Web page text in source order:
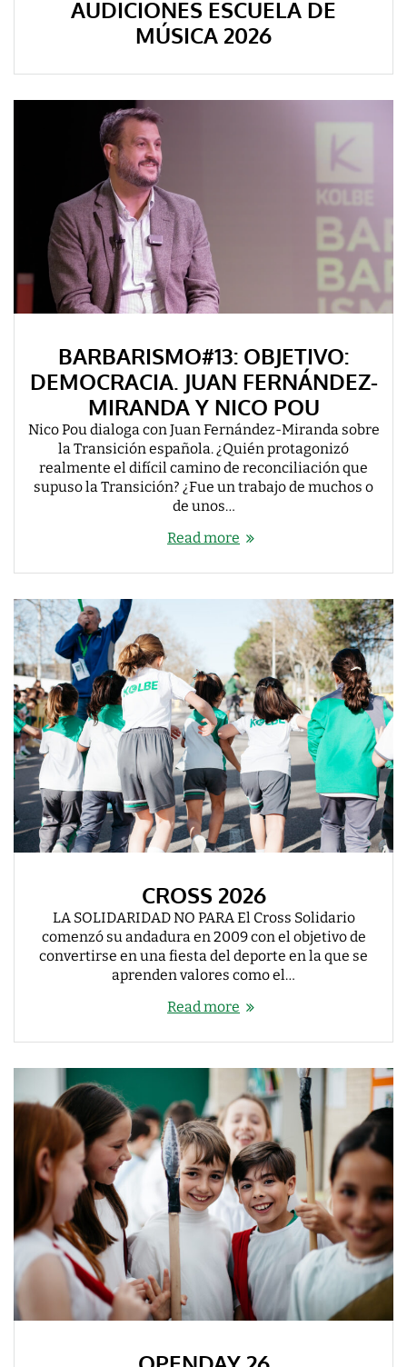
AUDICIONES ESCUELA DE
MÚSICA 2026
BARBARISMO#13: OBJETIVO:
DEMOCRACIA. JUAN FERNÁNDEZ-
MIRANDA Y NICO POU
Nico Pou dialoga con Juan Fernández-Miranda sobre
la Transición española. ¿Quién protagonizó
realmente el difícil camino de reconciliación que
supuso la Transición? ¿Fue un trabajo de muchos o
de unos…
Read more
CROSS 2026
LA SOLIDARIDAD NO PARA El Cross Solidario
comenzó su andadura en 2009 con el objetivo de
convertirse en una fiesta del deporte en la que se
aprenden valores como el…
Read more